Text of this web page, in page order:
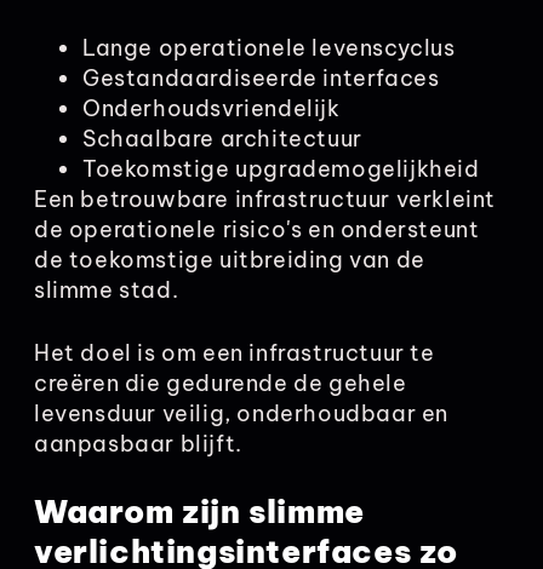
Lange operationele levenscyclus
Gestandaardiseerde interfaces
Onderhoudsvriendelijk
Schaalbare architectuur
Toekomstige upgrademogelijkheid
Een betrouwbare infrastructuur verkleint
de operationele risico's en ondersteunt
de toekomstige uitbreiding van de
slimme stad.
Het doel is om een infrastructuur te
creëren die gedurende de gehele
levensduur veilig, onderhoudbaar en
aanpasbaar blijft.
Waarom zijn slimme
verlichtingsinterfaces zo